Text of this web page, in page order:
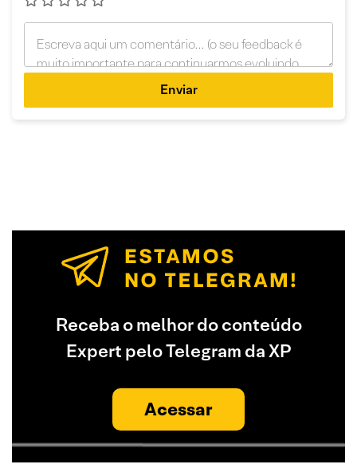
Enviar
Receba o melhor do conteúdo
Expert pelo Telegram da XP
Acessar